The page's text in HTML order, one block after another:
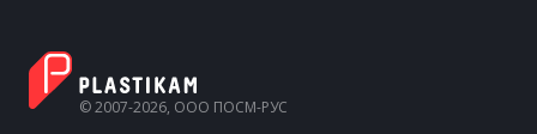
© 2007-2026, ООО ПОСМ-РУС